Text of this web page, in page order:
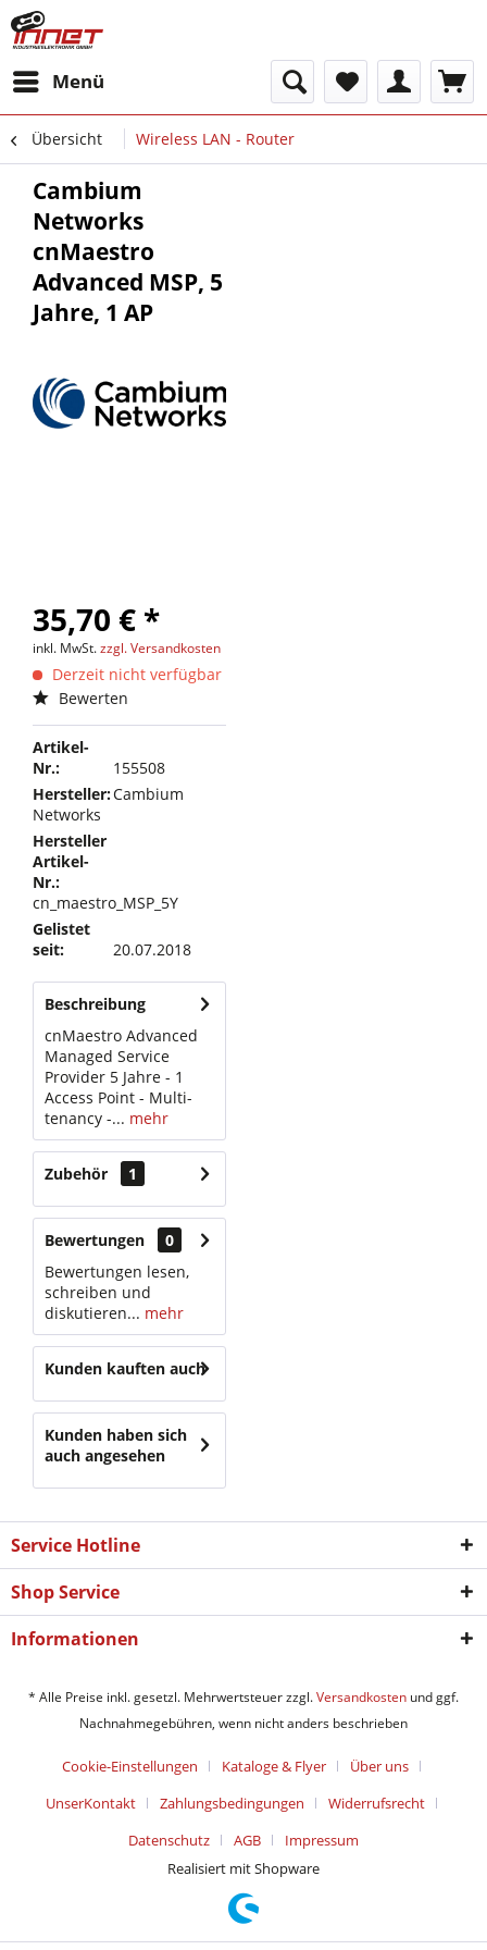
Menü
Übersicht Wireless LAN - Router
Cambium
Networks
cnMaestro
Advanced MSP, 5
Jahre, 1 AP
35,70 € *
inkl. MwSt.zzgl. Versandkosten
Derzeit nicht verfügbar
Bewerten
Artikel-
Nr.:
155508
Hersteller:Cambium
Networks
Hersteller
Artikel-
Nr.:
cn_maestro_MSP_5Y
Gelistet
seit:
20.07.2018
Beschreibung
cnMaestro Advanced
Managed Service
Provider 5 Jahre - 1
Access Point - Multi-
tenancy -... mehr
Zubehör 1
Bewertungen
0
Bewertungen lesen,
schreiben und
diskutieren... mehr
Kunden kauften auch
Kunden haben sich
auch angesehen
Service Hotline
Shop Service
Informationen
* Alle Preise inkl. gesetzl. Mehrwertsteuer zzgl.Versandkosten und ggf.
Nachnahmegebühren, wenn nicht anders beschrieben
Cookie-Einstellungen Kataloge & Flyer
Über uns
UnserKontakt
Zahlungsbedingungen
Widerrufsrecht
Datenschutz
AGB
Impressum
Realisiert mit Shopware